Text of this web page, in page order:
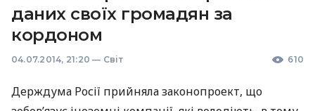
даних своїх громадян за
кордоном
04.07.2014, 21:20 — Світ 610
Держдума Росії прийняла законопроект, що